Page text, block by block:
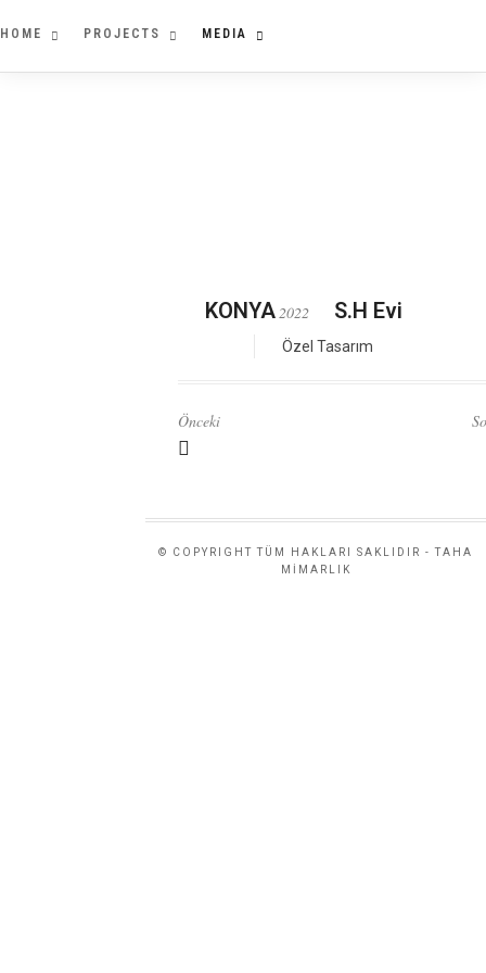
HOME PROJECTS MEDIA
KONYA 2022 S.H Evi
Özel Tasarım
Önceki
© COPYRIGHT TÜM HAKLARI SAKLIDIR - TAHA
MİMARLIK